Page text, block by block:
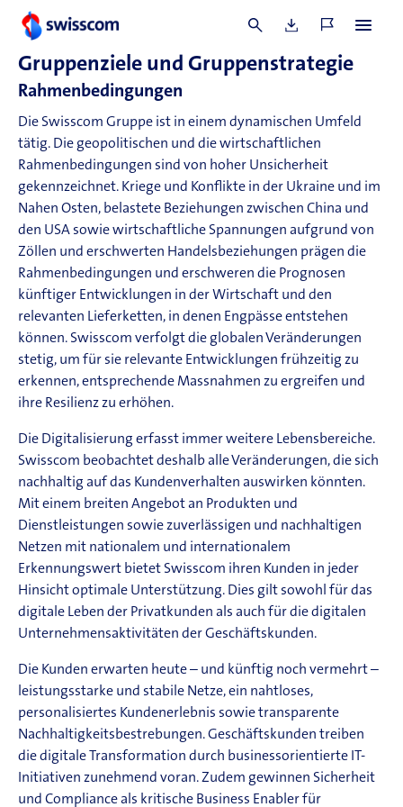
Wettbewerbsfähigkeit und nationale Kontrolle über
strategische Kommunikationsnetze zu gewährleisten.
Gruppenziele und Gruppenstrategie
Rahmenbedingungen
Die Swisscom Gruppe ist in einem dynamischen Umfeld
tätig. Die geopolitischen und die wirtschaftlichen
Rahmenbedingungen sind von hoher Unsicherheit
gekennzeichnet. Kriege und Konflikte in der Ukraine und im
Nahen Osten, belastete Beziehungen zwischen China und
den USA sowie wirtschaftliche Spannungen aufgrund von
Zöllen und erschwerten Handelsbeziehungen prägen die
Rahmenbedingungen und erschweren die Prognosen
künftiger Entwicklungen in der Wirtschaft und den
relevanten Lieferketten, in denen Engpässe entstehen
können. Swisscom verfolgt die globalen Veränderungen
stetig, um für sie relevante Entwicklungen frühzeitig zu
erkennen, entsprechende Massnahmen zu ergreifen und
ihre Resilienz zu erhöhen.
Die Digitalisierung erfasst immer weitere Lebensbereiche.
Swisscom beobachtet deshalb alle Veränderungen, die sich
nachhaltig auf das Kundenverhalten auswirken könnten.
Mit einem breiten Angebot an Produkten und
Dienstleistungen sowie zuverlässigen und nachhaltigen
Netzen mit nationalem und internationalem
Erkennungswert bietet Swisscom ihren Kunden in jeder
Hinsicht optimale Unterstützung. Dies gilt sowohl für das
digitale Leben der Privatkunden als auch für die digitalen
Unternehmensaktivitäten der Geschäftskunden.
Die Kunden erwarten heute – und künftig noch vermehrt –
leistungsstarke und stabile Netze, ein nahtloses,
personalisiertes Kundenerlebnis sowie transparente
Nachhaltigkeitsbestrebungen. Geschäftskunden treiben
die digitale Transformation durch businessorientierte IT-
Initiativen zunehmend voran. Zudem gewinnen Sicherheit
und Compliance als kritische Business Enabler für